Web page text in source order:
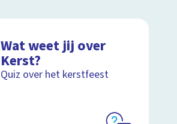
Wat weet jij over
Kerst?
Quiz over het kerstfeest